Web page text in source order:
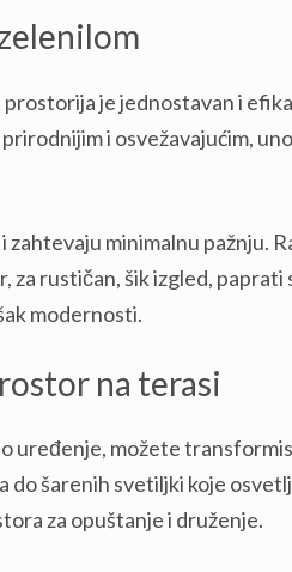
je jednostavan i
i osvežavajućim,
minimalnu pažnju.
rustičan, šik izgled,
modernosti.
na terasi
uređenje, možete
do šarenih svetiljki koje
za opuštanje i druženje.